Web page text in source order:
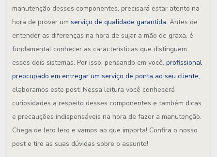
manutenção desses componentes, precisará estar atento na
hora de prover um serviço de qualidade garantida. Antes de
entender as diferenças na hora de sujar a mão de graxa, é
fundamental conhecer as características que distinguem
esses dois sistemas. Por isso, pensando em você, profissional
preocupado em entregar um serviço de ponta ao seu cliente,
elaboramos este post. Nessa leitura você conhecerá
curiosidades a respeito desses componentes e também dicas
e precauções indispensáveis na hora de fazer a manutenção.
Chega de lero lero e vamos ao que importa! Confira o nosso
post e tire as suas dúvidas sobre o assunto!